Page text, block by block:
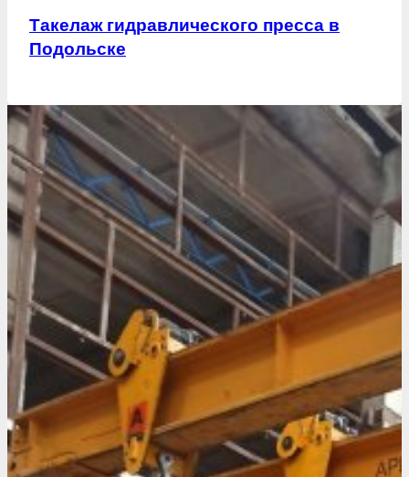
Такелаж гидравлического пресса в
Подольске